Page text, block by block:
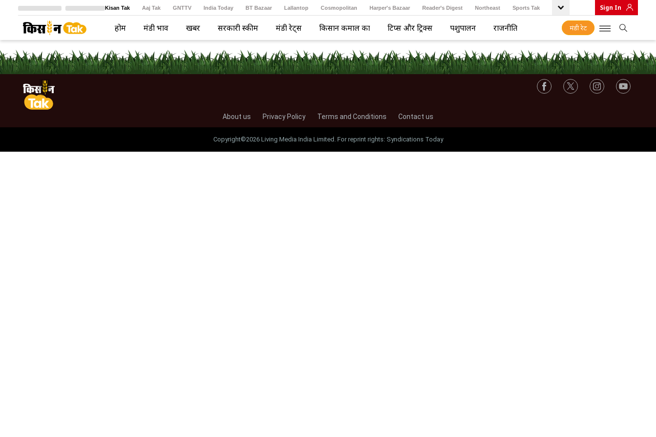
Kisan Tak Aaj Tak GNTTV India Today BT Bazaar Lallantop Cosmopolitan Harper's Bazaar Reader’s Digest Northeast Sports Tak
Crime Tak Astro Tak
Sign In
होम मंडी भाव खबरें सरकारी स्कीम मंडी रेट्स किसान कमाल का टिप्स और ट्रिक्स पशुपालन राजनीति मंडी रेट
About us Privacy Policy Terms and Conditions Contact us
Copyright©2026 Living Media India Limited. For reprint rights: Syndications Today